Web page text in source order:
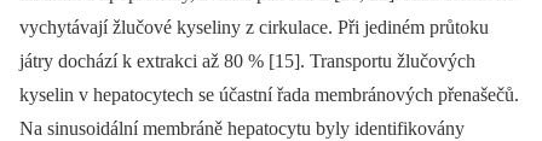
vychytávají žlučové kyseliny z cirkulace. Při jediném průtoku
játry dochází k extrakci až 80 % [15]. Transportu žlučových
kyselin v hepatocytech se účastní řada membránových přenašečů.
Na sinusoidální membráně hepatocytu byly identifikovány